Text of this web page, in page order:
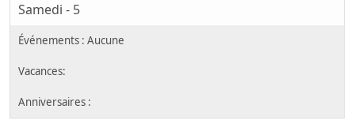
Samedi - 5